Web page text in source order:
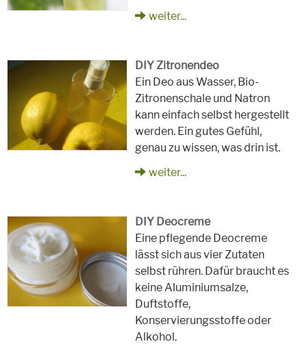
weiter...
DIY Zitronendeo
Ein Deo aus Wasser, Bio-
Zitronenschale und Natron
kann einfach selbst hergestellt
werden. Ein gutes Gefühl,
genau zu wissen, was drin ist.
weiter...
DIY Deocreme
Eine pflegende Deocreme
lässt sich aus vier Zutaten
selbst rühren. Dafür braucht es
keine Aluminiumsalze,
Duftstoffe,
Konservierungsstoffe oder
Alkohol.